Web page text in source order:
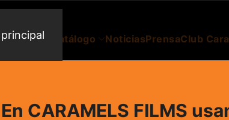
Catálogo NoticiasPrensaClub
En CARAMELS FILMS